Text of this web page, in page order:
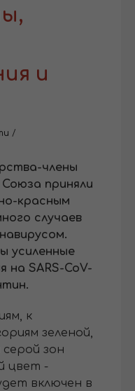
и
/
члены
приняли
красным
случаев
усиленные
на SARS-CoV-
к
зеленой,
зон
цвет -
включен в